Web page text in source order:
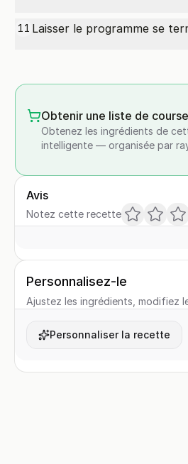
11 Laisser le programme se
Obtenir une liste de
Obtenez les ingrédients de
intelligente — organisée par
Avis
Notez cette recette
Personnalisez-le
Ajustez les ingrédients, modifiez
Personnaliser la recette